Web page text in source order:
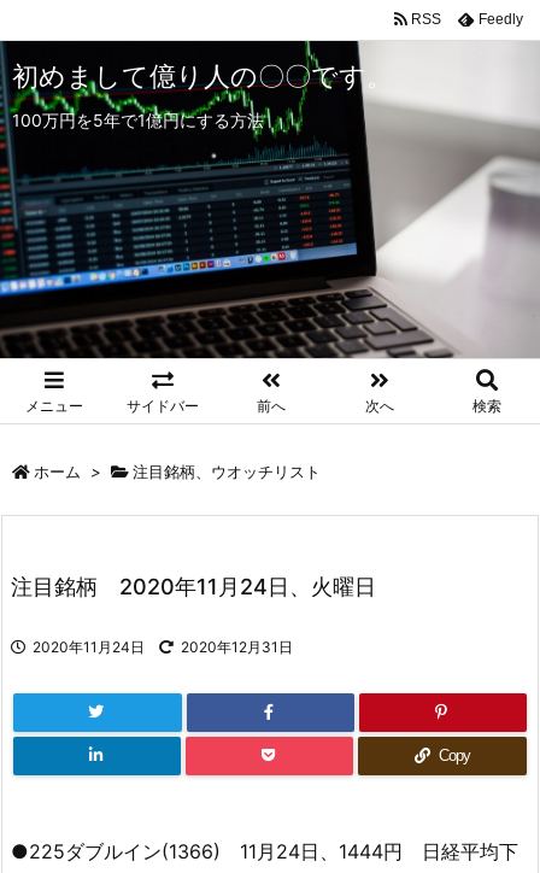
初めまして億り人の〇〇です。
100万円を5年で1億円にする方法
メニュー サイドバー 前へ 次へ 検索
RSS Feedly
ホーム > 注目銘柄、ウオッチリスト
注目銘柄 2020年11月24日、火曜日
2020年11月24日 2020年12月31日
Copy
●225ダブルイン(1366) 11月24日、1444円 日経平均下